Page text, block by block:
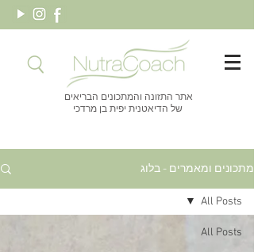
אתר התזונה והמתכונים הבריאים
של הדיאטנית יפית בן מרדכי
מתכונים ומאמרים - בלוג
All Posts
All Posts